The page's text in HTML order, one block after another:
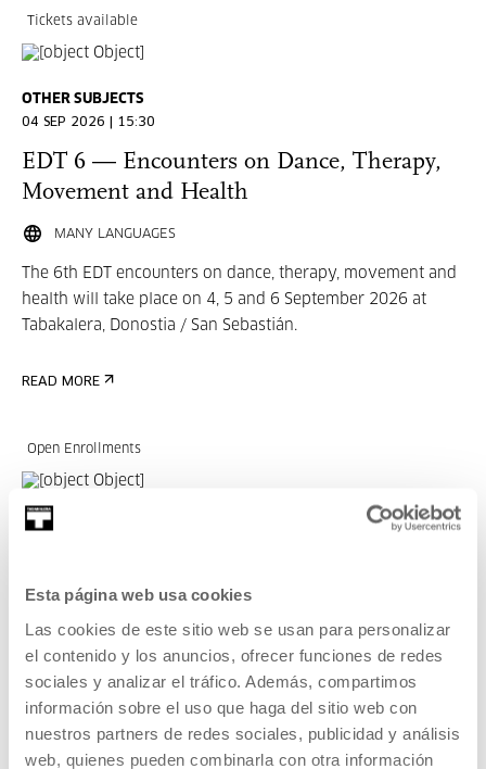
Esta página web usa cookies
Las cookies de este sitio web se usan para personalizar
el contenido y los anuncios, ofrecer funciones de redes
sociales y analizar el tráfico. Además, compartimos
información sobre el uso que haga del sitio web con
nuestros partners de redes sociales, publicidad y análisis
web, quienes pueden combinarla con otra información
Tickets available
OTHER SUBJECTS
04 SEP 2026 | 15:30
EDT 6 — Encounters on Dance, Therapy,
Movement and Health
MANY LANGUAGES
The 6th EDT encounters on dance, therapy, movement and
health will take place on 4, 5 and 6 September 2026 at
Tabakalera, Donostia / San Sebastián.
READ MORE
Open Enrollments
OTHER SUBJECTS
Bibliotecas, espacios para la interacción
EU, ES
READ MORE
Free entrance